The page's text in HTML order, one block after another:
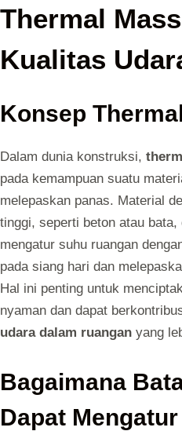
Thermal
Kualitas
Konsep
Dalam dunia konstruksi,
pada kemampuan suatu
melepaskan panas. Material
tinggi, seperti beton atau bata,
mengatur suhu ruangan
pada siang hari dan
Hal ini penting untuk
nyaman dan dapat
udara dalam ruangan yang
Bagaimana
Dapat